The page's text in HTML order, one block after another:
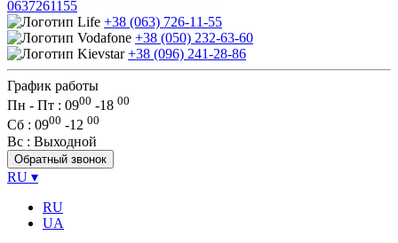
0637261155
+38 (063) 726-11-55
+38 (050) 232-63-60
+38 (096) 241-28-86
График работы
Пн - Пт : 0900 -18 00
Сб : 0900 -12 00
Вс : Выходной
Обратный звонок
RU ▾
RU
UA